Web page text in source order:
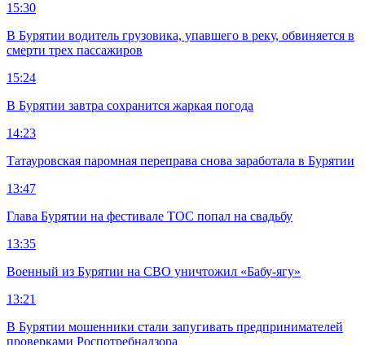
15:30
В Бурятии водитель грузовика, упавшего в реку, обвиняется в
смерти трех пассажиров
15:24
В Бурятии завтра сохранится жаркая погода
14:23
Татауровская паромная переправа снова заработала в Бурятии
13:47
Глава Бурятии на фестивале ТОС попал на свадьбу
13:35
Военный из Бурятии на СВО уничтожил «Бабу-ягу»
13:21
В Бурятии мошенники стали запугивать предпринимателей
проверками Роспотребнадзора